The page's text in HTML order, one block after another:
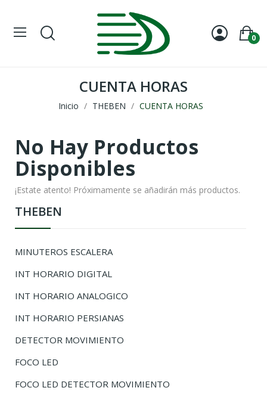
0
CUENTA HORAS
Inicio THEBEN CUENTA HORAS
THEBEN
MINUTEROS ESCALERA
INT HORARIO DIGITAL
INT HORARIO ANALOGICO
INT HORARIO PERSIANAS
DETECTOR MOVIMIENTO
FOCO LED
FOCO LED DETECTOR MOVIMIENTO
No Hay Productos
Disponibles
¡Estate atento! Próximamente se añadirán más productos.